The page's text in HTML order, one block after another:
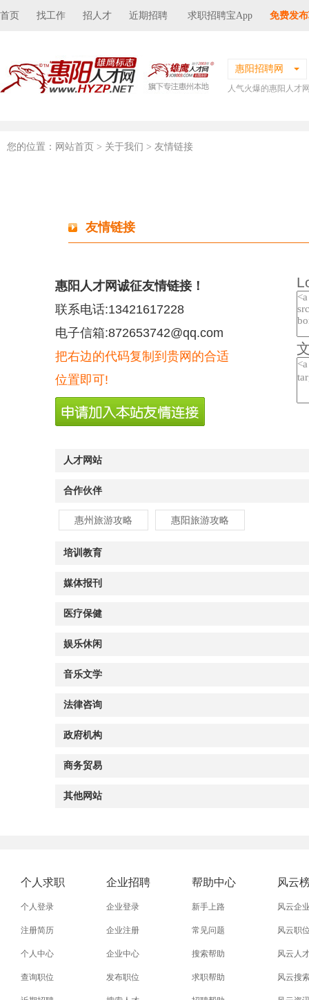
首页 找工作 招人才 近期招聘 求职招聘宝App 免费发
惠阳招聘网
人气火爆的惠阳人才
您的位置： 网站首页 > 关于我们 > 友情链接
友情链接
惠阳人才网诚征友情链接！
联系电话:13421617228
电子信箱:872653742@qq.com
把右边的代码复制到贵网的合适
位置即可!
人才网站
合作伙伴
惠州旅游攻略 惠阳旅游攻略
培训教育
媒体报刊
医疗保健
娱乐休闲
音乐文学
法律咨询
政府机构
商务贸易
其他网站
个人求职
个人登录
注册简历
个人中心
查询职位
企业招聘
企业登录
企业注册
企业中心
发布职位
帮助中心
新手上路
常见问题
搜索帮助
求职帮助
风云
风云企
风云职
风云人
风云搜